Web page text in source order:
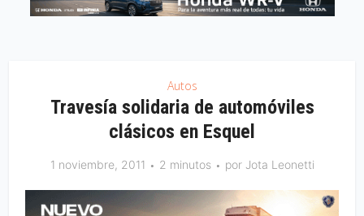
Autos
Travesía solidaria de automóviles
clásicos en Esquel
1 noviembre, 2011 2 minutos por Jota Leonetti